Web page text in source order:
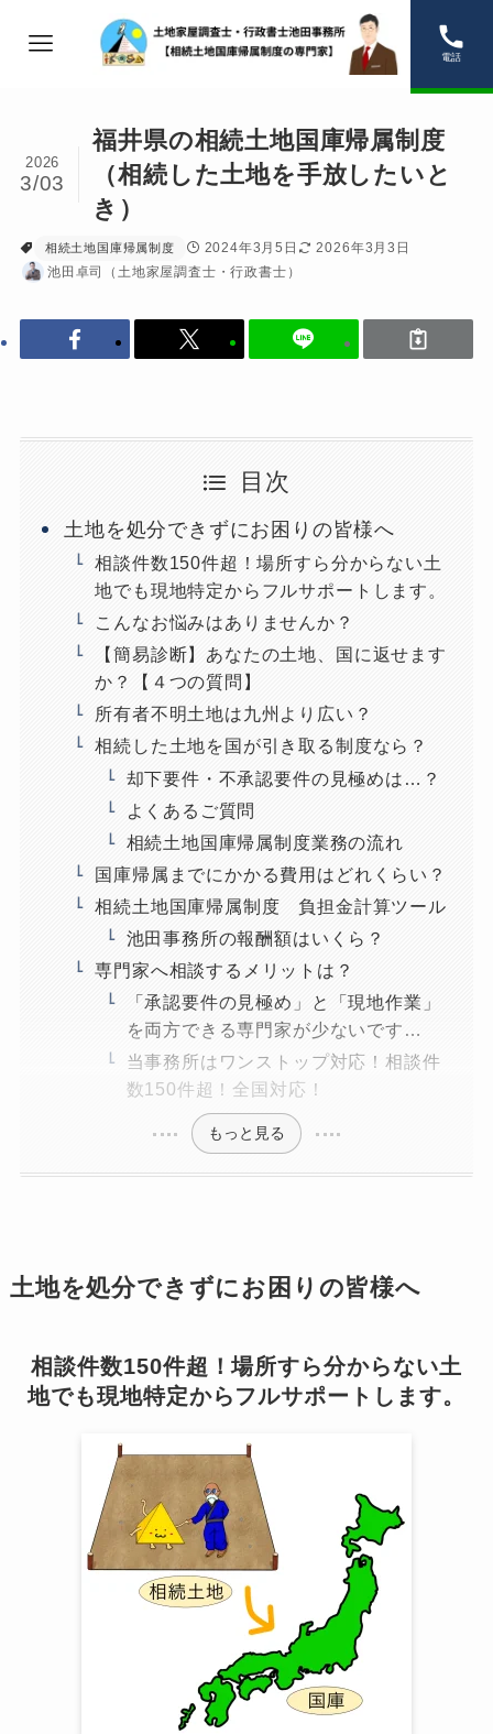
電話
福井県の相続土地国庫帰属制度
（相続した土地を手放したいと
き）
2026
3/03
相続土地国庫帰属制度 2024年3月5日
2026年3月3日
池田卓司（土地家屋調査士・行政書士）
目次
土地を処分できずにお困りの皆様へ
相談件数150件超！場所すら分からない土
地でも現地特定からフルサポートします。
こんなお悩みはありませんか？
【簡易診断】あなたの土地、国に返せます
か？【４つの質問】
所有者不明土地は九州より広い？
相続した土地を国が引き取る制度なら？
却下要件・不承認要件の見極めは…？
よくあるご質問
相続土地国庫帰属制度業務の流れ
国庫帰属までにかかる費用はどれくらい？
相続土地国庫帰属制度 負担金計算ツール
池田事務所の報酬額はいくら？
専門家へ相談するメリットは？
「承認要件の見極め」と「現地作業」
を両方できる専門家が少ないです…
当事務所はワンストップ対応！相談件
数150件超！全国対応！
もっと見る
土地を処分できずにお困りの皆様へ
相談件数150件超！場所すら分からない土
地でも現地特定からフルサポートします。